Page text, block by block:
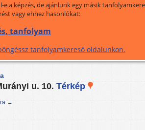
a képzés, de ajánlunk egy másik
vagy ehhez hasonlókat:
tanfolyam
tanfolyamkereső oldalunkon.
u. 10. Térkép
→